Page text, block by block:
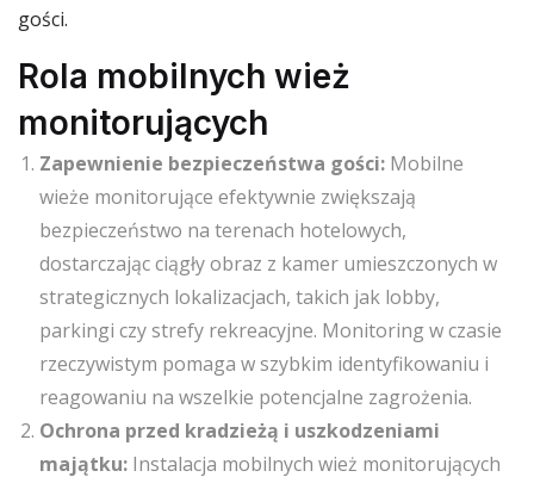
gości.
Rola mobilnych wież
monitorujących
Zapewnienie bezpieczeństwa gości: Mobilne
wieże monitorujące efektywnie zwiększają
bezpieczeństwo na terenach hotelowych,
dostarczając ciągły obraz z kamer umieszczonych w
strategicznych lokalizacjach, takich jak lobby,
parkingi czy strefy rekreacyjne. Monitoring w czasie
rzeczywistym pomaga w szybkim identyfikowaniu i
reagowaniu na wszelkie potencjalne zagrożenia.
Ochrona przed kradzieżą i uszkodzeniami
majątku: Instalacja mobilnych wież monitorujących